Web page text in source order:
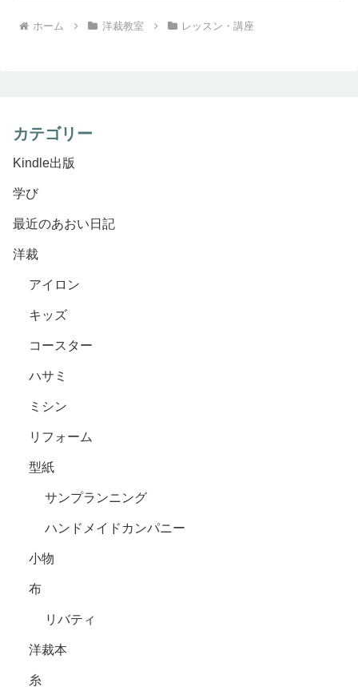
ホーム 洋裁教室 レッスン・講座
カテゴリー
Kindle出版
学び
最近のあおい日記
洋裁
アイロン
キッズ
コースター
ハサミ
ミシン
リフォーム
型紙
サンプランニング
ハンドメイドカンパニー
小物
布
リバティ
洋裁本
糸